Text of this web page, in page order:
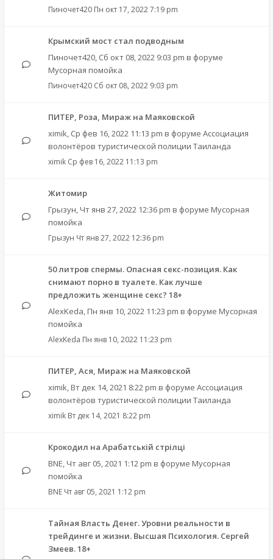
Пиночет420 Пн окт 17, 2022 7:19 pm
Крымский мост стал подводным
Пиночет420, Сб окт 08, 2022 9:03 pm в форуме
Мусорная помойка
Пиночет420 Сб окт 08, 2022 9:03 pm
ПИТЕР, Роза, Мираж на Маяковской
ximik, Ср фев 16, 2022 11:13 pm в форуме Ассоциация
волонтёров туристической полиции Таиланда
ximik Ср фев 16, 2022 11:13 pm
Житомир
Грызун, Чт янв 27, 2022 12:36 pm в форуме Мусорная
помойка
Грызун Чт янв 27, 2022 12:36 pm
50 литров спермы. Опасная секс-позиция. Как
снимают порно в туалете. Как лучше
предложить женщине секс? 18+
AlexKeda, Пн янв 10, 2022 11:23 pm в форуме Мусорная
помойка
AlexKeda Пн янв 10, 2022 11:23 pm
ПИТЕР, Ася, Мираж на Маяковской
ximik, Вт дек 14, 2021 8:22 pm в форуме Ассоциация
волонтёров туристической полиции Таиланда
ximik Вт дек 14, 2021 8:22 pm
Крокодил на Арабатській стрілці
BNE, Чт авг 05, 2021 1:12 pm в форуме Мусорная
помойка
BNE Чт авг 05, 2021 1:12 pm
Тайная Власть Денег. Уровни реальности в
трейдинге и жизни. Высшая Психология. Сергей
Змеев. 18+